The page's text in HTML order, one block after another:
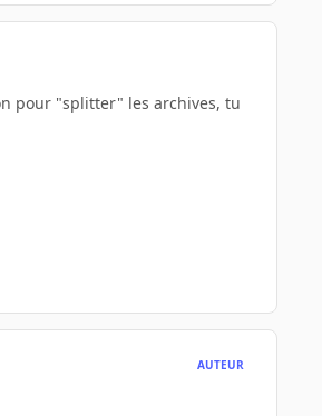
pour "splitter" les archives, tu
AUTEUR